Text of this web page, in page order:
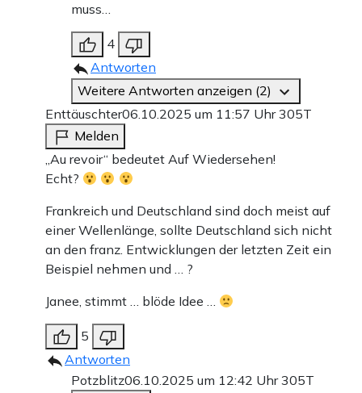
muss…
4
Antworten
Weitere Antworten anzeigen (2)
Enttäuschter06.10.2025 um 11:57 Uhr305T
Melden
„Au revoir“ bedeutet Auf Wiedersehen!
Echt?
Frankreich und Deutschland sind doch meist auf
einer Wellenlänge, sollte Deutschland sich nicht
an den franz. Entwicklungen der letzten Zeit ein
Beispiel nehmen und … ?
Janee, stimmt … blöde Idee …
5
Antworten
Potzblitz06.10.2025 um 12:42 Uhr305T